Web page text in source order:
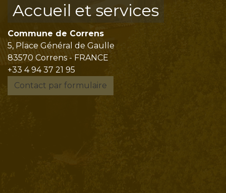
Accueil et services
Commune de Correns
5, Place Général de Gaulle
83570 Correns - FRANCE
+33 4 94 37 21 95
Contact par formulaire